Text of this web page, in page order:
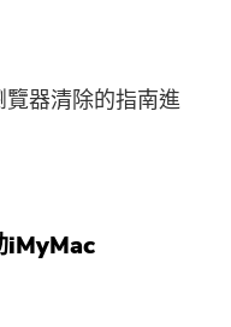
器清除的指南進
iMyMac